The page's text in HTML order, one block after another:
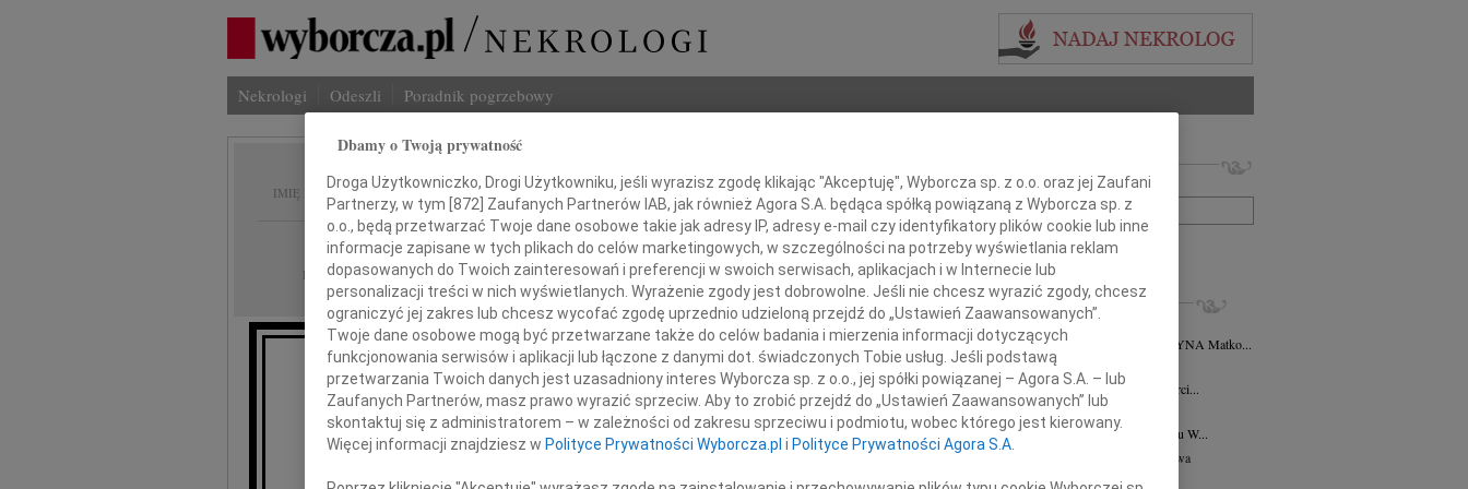
Nekrologi Odeszli Poradnik pogrzebowy
IMIĘ I NAZWISKO: Jan Czekalla
REGION: Warszawa
DATA EMISJI: 13.04.2013
W Kościele Środowisk Twórczych (pl. Teatralny)
w dniu 16 kwietnia 2013 roku o godzinie 17.00
odbędzie się msza święta w intencji Zmarłego muzyka i kompozytora
Imię i nazwisko lub numer ogłoszenia:
+ szukanie zaawansowane
INNE NEKROLOGI
Marianna Brożyna 30.05.2022
W 5 rocznicę odejścia MARIANNA BROŻYNA Matko...
Anna Chodorowska26.03.2016
30 marca 2016 roku minie 26. rocznica śmierci...
Leon Guz
10.12.2014
10 grudnia 1914 roku - 10 grudnia 2014 roku W...
Jadwiga Wanda Zanussi
Warszawa
W 10. rocznicę śmierci Jadwigi Wandy z...
Dbamy o Twoją prywatność
Droga Użytkowniczko, Drogi Użytkowniku, jeśli wyrazisz zgodę klikając "Akceptuję", Wyborcza sp. z o.o. oraz jej Zaufani
Partnerzy, w tym [872] Zaufanych Partnerów IAB, jak również Agora S.A. będąca spółką powiązaną z Wyborcza sp. z
o.o., będą przetwarzać Twoje dane osobowe takie jak adresy IP, adresy e-mail czy identyfikatory plików cookie lub inne
informacje zapisane w tych plikach do celów marketingowych, w szczególności na potrzeby wyświetlania reklam
dopasowanych do Twoich zainteresowań i preferencji w swoich serwisach, aplikacjach i w Internecie lub
personalizacji treści w nich wyświetlanych. Wyrażenie zgody jest dobrowolne. Jeśli nie chcesz wyrazić zgody, chcesz
ograniczyć jej zakres lub chcesz wycofać zgodę uprzednio udzieloną przejdź do „Ustawień Zaawansowanych”.
Twoje dane osobowe mogą być przetwarzane także do celów badania i mierzenia informacji dotyczących
funkcjonowania serwisów i aplikacji lub łączone z danymi dot. świadczonych Tobie usług. Jeśli podstawą
przetwarzania Twoich danych jest uzasadniony interes Wyborcza sp. z o.o., jej spółki powiązanej – Agora S.A. – lub
Zaufanych Partnerów, masz prawo wyrazić sprzeciw. Aby to zrobić przejdź do „Ustawień Zaawansowanych” lub
skontaktuj się z administratorem – w zależności od zakresu sprzeciwu i podmiotu, wobec którego jest kierowany.
Więcej informacji znajdziesz w Polityce Prywatności Wyborcza.pl i Polityce Prywatności Agora S.A.